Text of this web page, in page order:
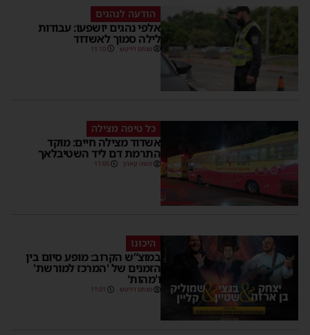
הודעה לנהגים
אלפי נהגים יושפעו: עבודות
לילה סמוך לאשדוד
מנחם דויטש 11:10
כל טיפה מצילה
אשדוד מצילה חיים: מוקד
התרמת דם ליד השטיבלאך
משה קאהן 11:05
היכונו
במוצ”ש הקרוב: מופע סיום בין
הזמנים של 'המרכז למורשת'
ו'מהות'
מנחם דויטש 11:01